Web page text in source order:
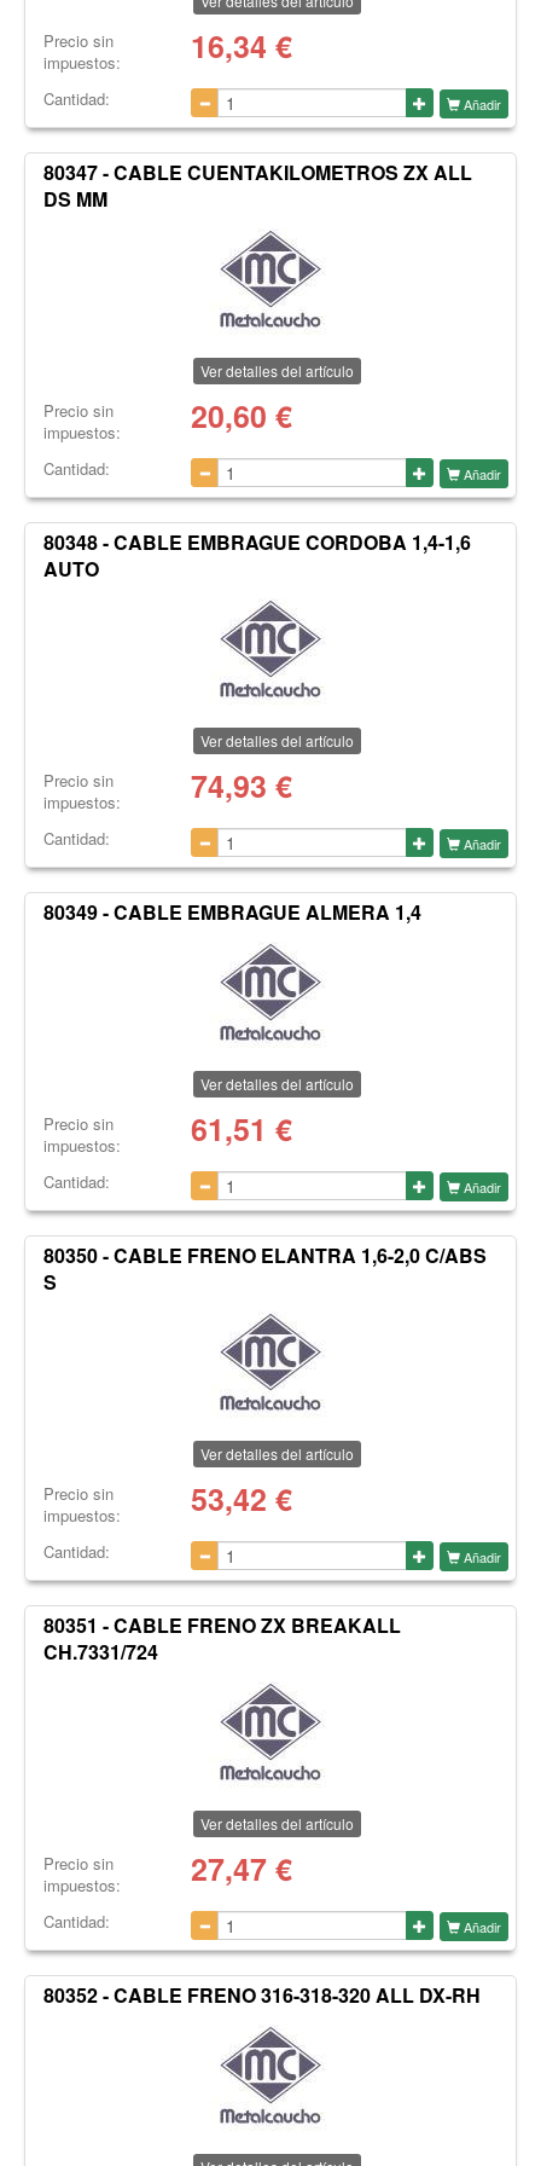
Precio sin
impuestos:
16,34 €
Cantidad: Añadir
80347 - CABLE CUENTAKILOMETROS ZX ALL
DS MM
Ver detalles del artículo
Precio sin
impuestos:
20,60 €
Cantidad: Añadir
80348 - CABLE EMBRAGUE CORDOBA 1,4-1,6
AUTO
Ver detalles del artículo
Precio sin
impuestos:
74,93 €
Cantidad: Añadir
80349 - CABLE EMBRAGUE ALMERA 1,4
Ver detalles del artículo
Precio sin
impuestos:
61,51 €
Cantidad: Añadir
80350 - CABLE FRENO ELANTRA 1,6-2,0 C/ABS
S
Ver detalles del artículo
Precio sin
impuestos:
53,42 €
Cantidad: Añadir
80351 - CABLE FRENO ZX BREAKALL
CH.7331/724
Ver detalles del artículo
Precio sin
impuestos:
27,47€
Cantidad: Añadir
80352 - CABLE FRENO 316-318-320 ALL DX-RH